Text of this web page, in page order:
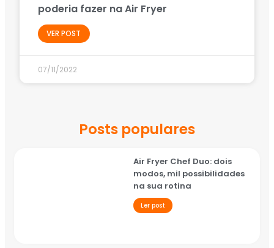
poderia fazer na Air Fryer
VER POST
07/11/2022
Posts populares
Air Fryer Chef Duo: dois
modos, mil possibilidades
na sua rotina
Ler post